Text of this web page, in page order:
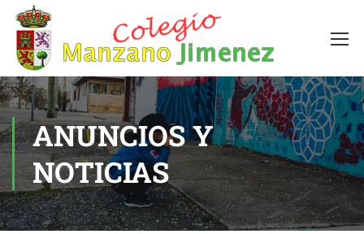
ANUNCIOS Y
NOTICIAS